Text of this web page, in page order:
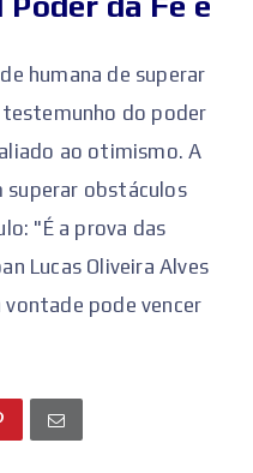
humana de superar
do poder
ao otimismo. A
superar obstáculos
"É a prova das
Lucas Oliveira Alves
vontade pode vencer